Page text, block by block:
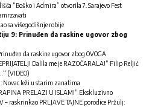
“Boško i Admira” otvorila 7. Sarajevo Fest
sa višegodišnje robije
9: Prinuđen da raskine ugovor zbog
da raskine ugovor zbog OVOGA
Dalila me je RAZOČARALA!“ Filip Reljić
(VIDEO)
Novac leži u starim zanatima
PRELAZI U ISLAM!“ Ekskluzivno
– raskrinkao PRLJAVE TAJNE porodice Pržulj: